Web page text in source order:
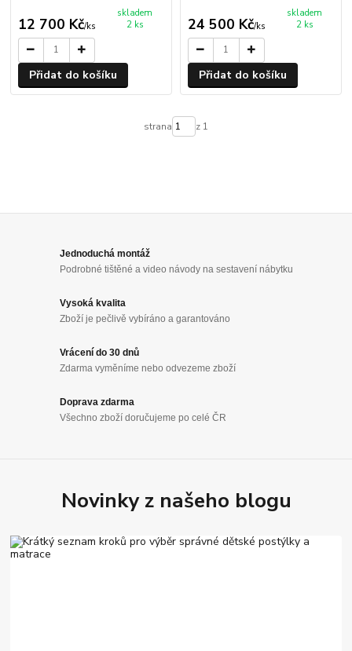
12 700 Kč/ks
skladem
2 ks
Přidat do košíku
24 500 Kč/ks
skladem
2 ks
Přidat do košíku
strana z 1
Jednoduchá montáž
Podrobné tištěné a video návody na sestavení nábytku
Vysoká kvalita
Zboží je pečlivě vybíráno a garantováno
Vrácení do 30 dnů
Zdarma vyměníme nebo odvezeme zboží
Doprava zdarma
Všechno zboží doručujeme po celé ČR
Novinky z našeho blogu